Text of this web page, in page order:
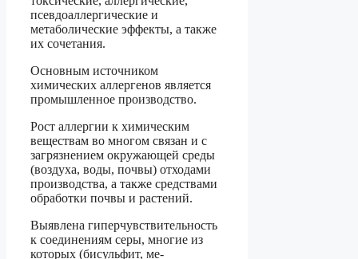
псевдоаллергические и
метаболические эффекты, а также
их сочетания.
Основным источником
химических аллергенов является
промышленное производство.
Рост аллергии к химическим
веществам во многом связан и с
загрязнением окружающей среды
(воздуха, воды, почвы) отходами
производства, а также средствами
обработки почвы и растений.
Выявлена гиперчувствительность
к соединениям серы, многие из
которых (бисульфит, ме­